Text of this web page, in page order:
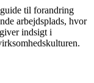
til forandring
arbejdsplads, hvor
indsigt i